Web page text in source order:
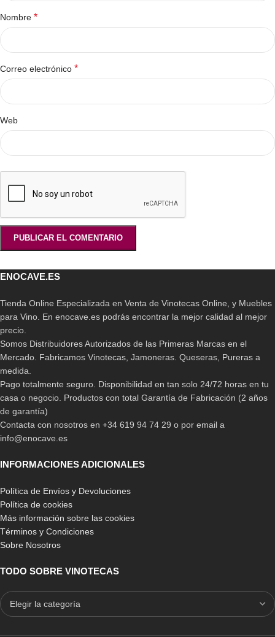
Nombre *
Correo electrónico *
Web
ENOCAVE.ES
Tienda Online Especializada en Venta de Vinotecas Online, y Muebles
para Vino. En enocave.es podrás encontrar la mejor calidad al mejor
precio.
Somos Distribuidores Autorizados de las Primeras Marcas en el
Mercado. Fabricamos Vinotecas, Jamoneras. Queseras, Pureras a
medida.
Pago totalmente seguro. Disponibilidad en tan solo 24/72 horas en tu
casa o negocio. Productos con total Garantía de Fabricación (2 años
de garantía)
Contacta con nosotros en +34 619 94 74 29 o por email a
info@enocave.es
INFORMACIONES ADICIONALES
Política de Envíos y Devoluciones
Política de cookies
Más información sobre las cookies
Términos y Condiciones
Sobre Nosotros
TODO SOBRE VINOTECAS